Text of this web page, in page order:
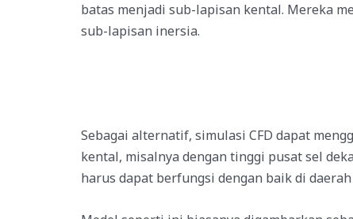
batas menjadi sub-lapisan kental. Mereka
sub-lapisan inersia.
Sebagai alternatif, simulasi CFD dapat
kental, misalnya dengan tinggi pusat sel
harus dapat berfungsi dengan baik di